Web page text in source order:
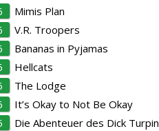
Mimis Plan
V.R. Troopers
Bananas in Pyjamas
Hellcats
The Lodge
It’s Okay to Not Be Okay
Die Abenteuer des Dick Turpin